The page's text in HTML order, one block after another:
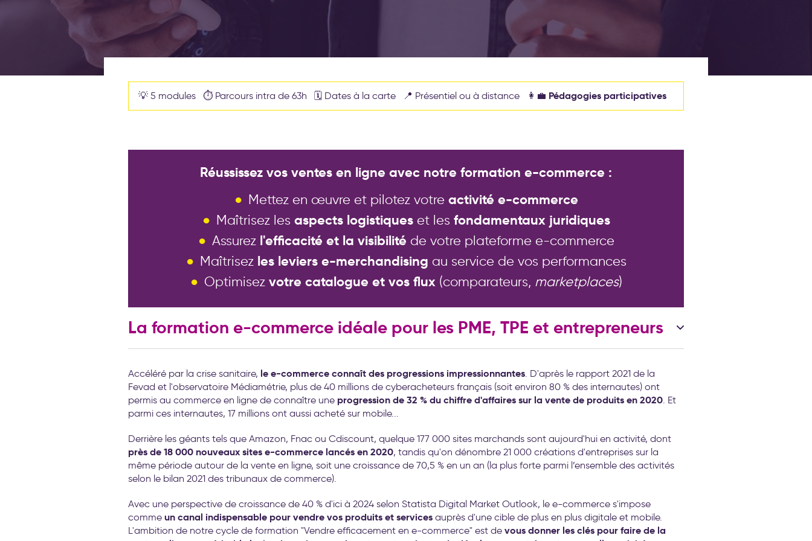
💡 5 modules ⏱️ Parcours intra de 63h 🗓️ Dates à la carte 📍 Présentiel ou à distance 👩‍💼 Pédagogies participatives
Réussissez vos ventes en ligne avec notre formation e-commerce :
Mettez en œuvre et pilotez votre activité e-commerce
Maîtrisez les aspects logistiqueset les fondamentaux juridiques
Assurez l'efficacité et la visibilité de votre plateforme e-commerce
Maîtrisez les leviers e-merchandising au service de vos performances
Optimisez votre catalogue et vos flux(comparateurs, marketplaces)
La formation e-commerce idéale pour les PME, TPE et entrepreneurs
Accéléré par la crise sanitaire, le e-commerce connaît des progressions impressionnantes. D'après le rapport 2021 de la
Fevad et l'observatoire Médiamétrie, plus de 40 millions de cyberacheteurs français (soit environ 80 % des internautes) ont
permis au commerce en ligne de connaître une progression de 32 % du chiffre d'affaires sur la vente de produits en 2020. Et
parmi ces internautes, 17 millions ont aussi acheté sur mobile...
Derrière les géants tels que Amazon, Fnac ou Cdiscount, quelque 177 000 sites marchands sont aujourd'hui en activité, dont
près de 18 000 nouveaux sites e-commerce lancés en 2020, tandis qu'on dénombre 21 000 créations d'entreprises sur la
même période autour de la vente en ligne, soit une croissance de 70,5 % en un an (la plus forte parmi l’ensemble des activités
selon le bilan 2021 des tribunaux de commerce).
Avec une perspective de croissance de 40 % d'ici à 2024 selon Statista Digital Market Outlook, le e-commerce s'impose
comme un canal indispensable pour vendre vos produits et services auprès d'une cible de plus en plus digitale et mobile.
L'ambition de notre cycle de formation "Vendre efficacement en e-commerce" est de vous donner les clés pour faire de la